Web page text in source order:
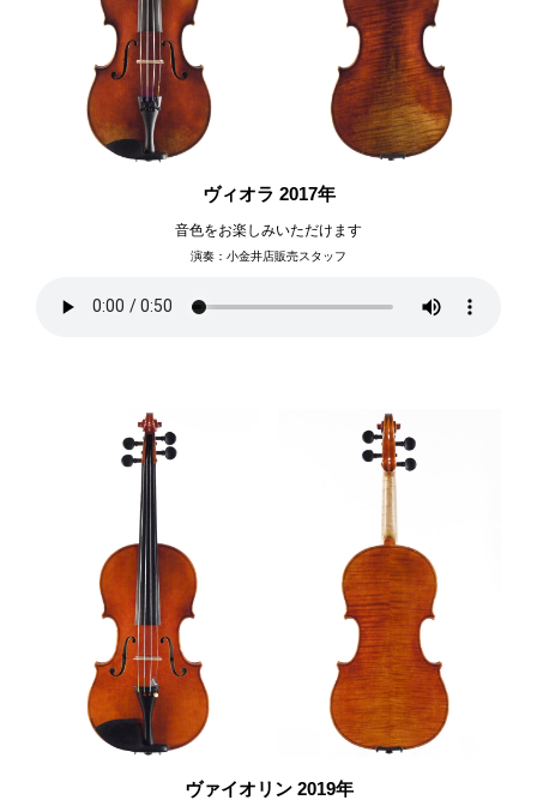
ヴィオラ 2017年
音色をお楽しみいただけます
演奏：小金井店販売スタッフ
ヴァイオリン 2019年